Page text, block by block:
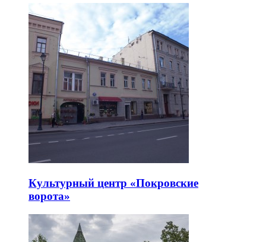
Культурный центр «Покровские
ворота»